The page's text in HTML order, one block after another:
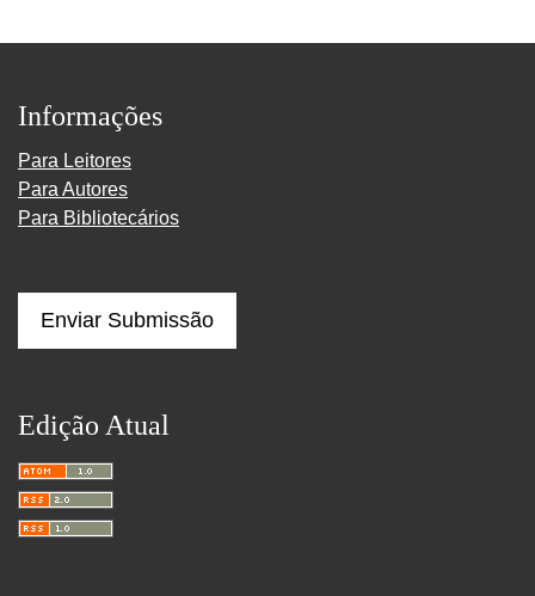
Informações
Para Leitores
Para Autores
Para Bibliotecários
Enviar Submissão
Edição Atual